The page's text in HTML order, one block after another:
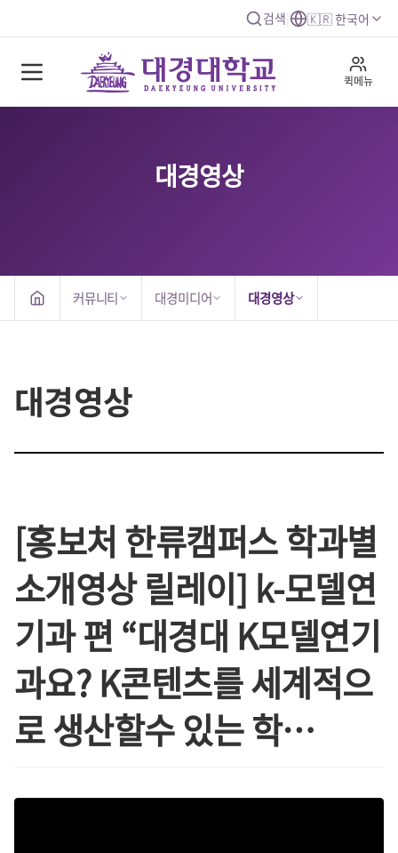
검색 🇰🇷 한국어
퀵메뉴
대경영상
커뮤니티 대경미디어 대경영상
대경영상
[홍보처 한류캠퍼스 학과별
소개영상 릴레이] k-모델연
기과 편 “대경대 K모델연기
과요? K콘텐츠를 세계적으
로 생산할수 있는 학…